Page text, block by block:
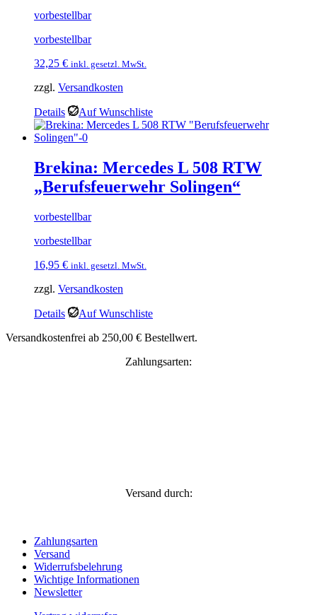
vorbestellbar
vorbestellbar
32,25 € inkl. gesetzl. MwSt.
zzgl. Versandkosten
Details Auf Wunschliste
Brekina: Mercedes L 508 RTW
„Berufsfeuerwehr Solingen“
vorbestellbar
vorbestellbar
16,95 € inkl. gesetzl. MwSt.
zzgl. Versandkosten
Details
Auf Wunschliste
Versandkostenfrei ab 250,00 € Bestellwert.
Zahlungsarten:
Versand durch:
Zahlungsarten
Versand
Widerrufsbelehrung
Wichtige Informationen
Newsletter